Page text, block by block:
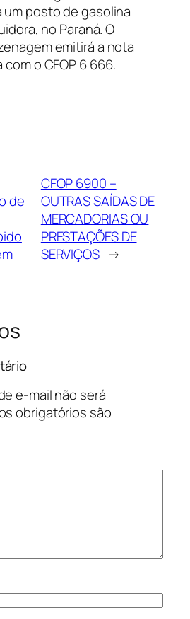
posto de gasolina
no Paraná. O
emitirá a nota
o CFOP 6 666.
de
CFOP 6900 –
OUTRAS SAÍDAS DE
MERCADORIAS OU
PRESTAÇÕES DE
SERVIÇOS →
e-mail não será
obrigatórios são